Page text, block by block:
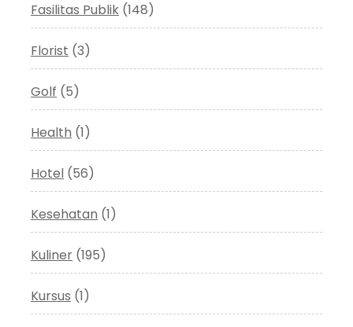
Fasilitas Publik (148)
Florist (3)
Golf (5)
Health (1)
Hotel (56)
Kesehatan (1)
Kuliner (195)
Kursus (1)